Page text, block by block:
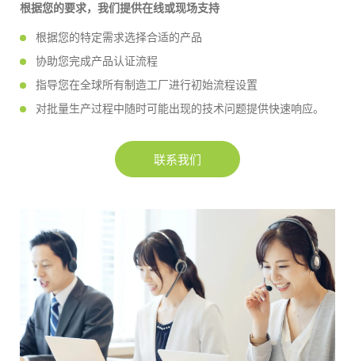
根据您的要求，我们提供在线或现场支持
根据您的特定需求选择合适的产品
协助您完成产品认证流程
指导您在全球所有制造工厂进行初始流程设置
对批量生产过程中随时可能出现的技术问题提供快速响应。
联系我们